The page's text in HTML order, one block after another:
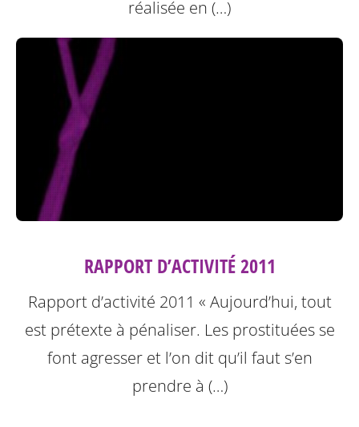
réalisée en (…)
RAPPORT D’ACTIVITÉ 2011
Rapport d’activité 2011 « Aujourd’hui, tout
est prétexte à pénaliser. Les prostituées se
font agresser et l’on dit qu’il faut s’en
prendre à (…)